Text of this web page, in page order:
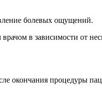
болевых ощущений.
в зависимости от
окончания процедуры